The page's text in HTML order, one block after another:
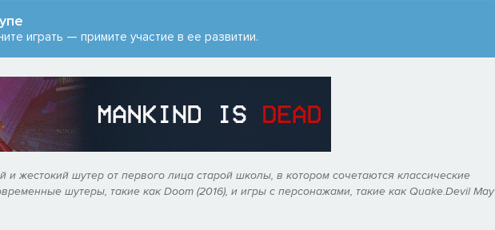
играть — примите участие в ее развитии.
и жестокий шутер от первого лица старой школы, в котором сочетаются классические
шутеры, такие какDoom (2016), и игры с персонажами, такие как Quake.Devil May